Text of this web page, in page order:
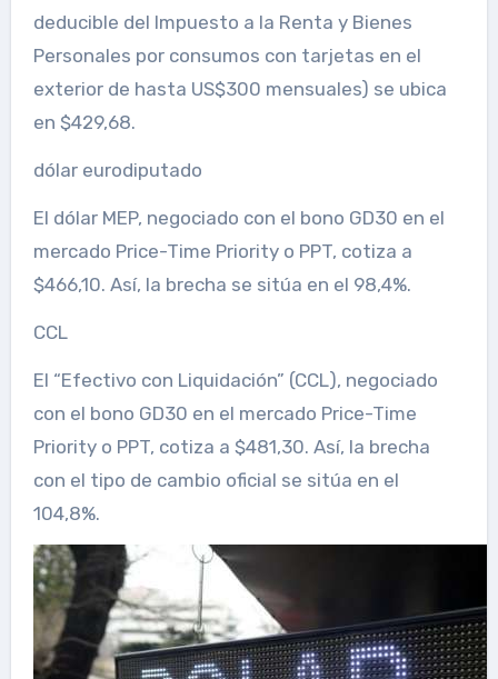
deducible del Impuesto a la Renta y Bienes
Personales por consumos con tarjetas en el
exterior de hasta US$300 mensuales) se ubica
en $429,68.
dólar eurodiputado
El dólar MEP, negociado con el bono GD30 en el
mercado Price-Time Priority o PPT, cotiza a
$466,10. Así, la brecha se sitúa en el 98,4%.
CCL
El “Efectivo con Liquidación” (CCL), negociado
con el bono GD30 en el mercado Price-Time
Priority o PPT, cotiza a $481,30. Así, la brecha
con el tipo de cambio oficial se sitúa en el
104,8%.